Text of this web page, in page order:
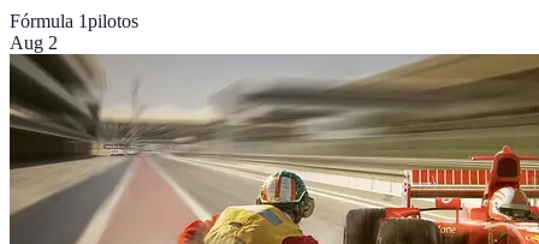
Fórmula 1pilotos
Aug 2